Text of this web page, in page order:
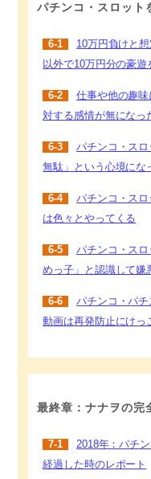
パチンコ・スロット
6-1
10万円負けと
以外で10万円分の豪遊
6-2
仕事や他の趣
対する感情が無になっ
6-3
パチンコ・ス
無駄」という心境にな
6-4
パチンコ・ス
は色々とやってくる
6-5
パチンコ・ス
めっ子」と認識して嫌
6-6
パチンコ・パ
動画は再発防止にけっ
最終章：ナナヲの完
7-1
2018年：パチ
経過した時のレポート